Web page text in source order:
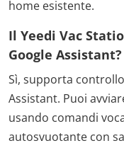
home esistente.
Il Yeedi Vac
Google Assistant?
Sì, supporta
Assistant. Puoi
usando comandi
autosvuotante con